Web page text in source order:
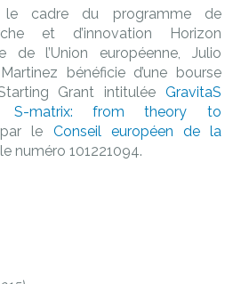
le cadre du programme de
et d’innovation Horizon
de l’Union européenne, Julio
bénéficie d’une bourse
Grant intitulée GravitaS
S-matrix: from theory to
le Conseil européen de la
numéro 101221094.